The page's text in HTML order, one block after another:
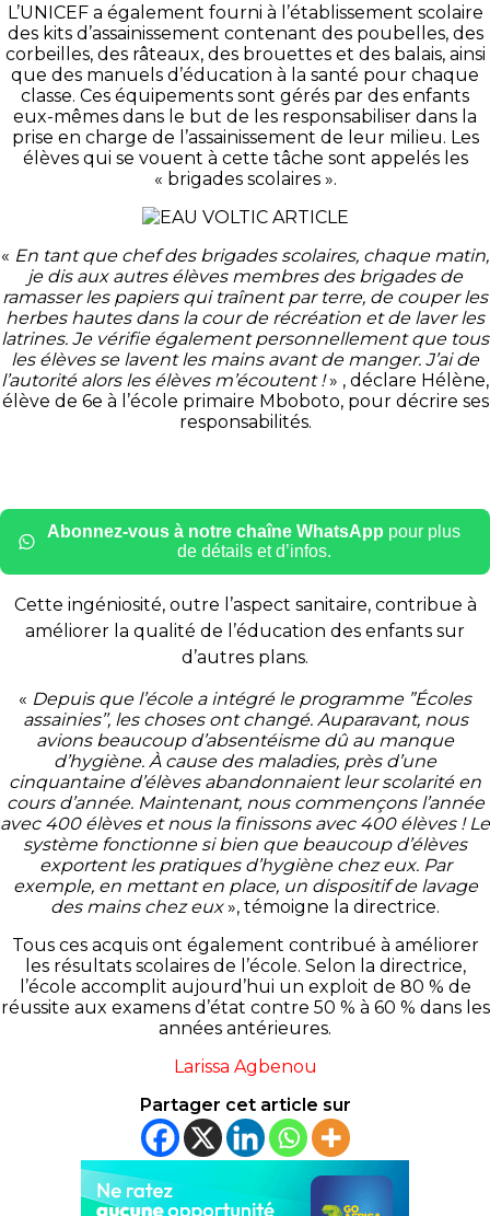
L’UNICEF a également fourni à l’établissement scolaire
des kits d’assainissement contenant des poubelles, des
corbeilles, des râteaux, des brouettes et des balais, ainsi
que des manuels d’éducation à la santé pour chaque
classe. Ces équipements sont gérés par des enfants
eux-mêmes dans le but de les responsabiliser dans la
prise en charge de l’assainissement de leur milieu. Les
élèves qui se vouent à cette tâche sont appelés les
« brigades scolaires ».
« En tant que chef des brigades scolaires, chaque matin,
je dis aux autres élèves membres des brigades de
ramasser les papiers qui traînent par terre, de couper les
herbes hautes dans la cour de récréation et de laver les
latrines. Je vérifie également personnellement que tous
les élèves se lavent les mains avant de manger. J’ai de
l’autorité alors les élèves m’écoutent !» , déclare Hélène,
élève de 6e à l’école primaire Mboboto, pour décrire ses
responsabilités.
Abonnez-vous à notre chaîne WhatsApp pour plus
de détails et d’infos.
Cette ingéniosité, outre l’aspect sanitaire, contribue à
améliorer la qualité de l’éducation des enfants sur
d’autres plans.
« Depuis que l’école a intégré le programme ”Écoles
assainies’’, les choses ont changé. Auparavant, nous
avions beaucoup d’absentéisme dû au manque
d’hygiène. À cause des maladies, près d’une
cinquantaine d’élèves abandonnaient leur scolarité en
cours d’année. Maintenant, nous commençons l’année
avec 400 élèves et nous la finissons avec 400 élèves ! Le
système fonctionne si bien que beaucoup d’élèves
exportent les pratiques d’hygiène chez eux. Par
exemple, en mettant en place, un dispositif de lavage
des mains chez eux», témoigne la directrice.
Tous ces acquis ont également contribué à améliorer
les résultats scolaires de l’école. Selon la directrice,
l’école accomplit aujourd’hui un exploit de 80 % de
réussite aux examens d’état contre 50 % à 60 % dans les
années antérieures.
Larissa Agbenou
Partager cet article sur